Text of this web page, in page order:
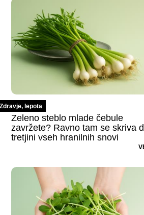
Zdravje, lepota
Zeleno steblo mlade čebule
zavržete? Ravno tam se skriva
tretjini vseh hranilnih snovi